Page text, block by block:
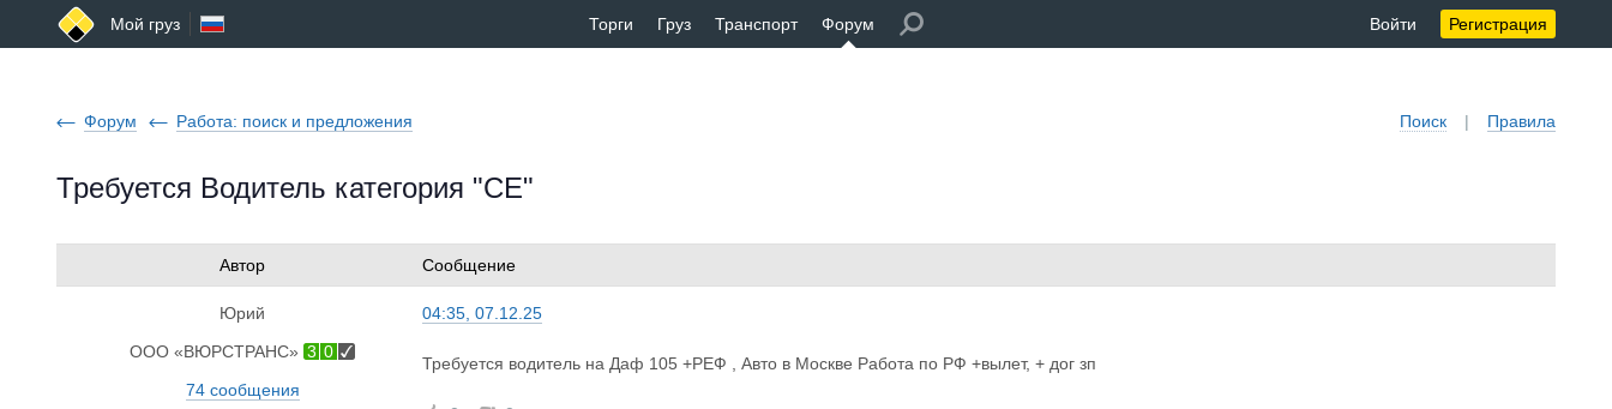
Мой груз Торги Груз Транспорт Форум Войти Регистрация
Поиск | Правила
Форум Работа: поиск и предложения
Требуется Водитель категория "СЕ"
Автор Сообщение
Юрий
ООО «ВЮРСТРАНС» 3 0
74 сообщения
04:35, 07.12.25
Требуется водитель на Даф 105 +РЕФ , Авто в Москве Работа по РФ +вылет, + дог зп